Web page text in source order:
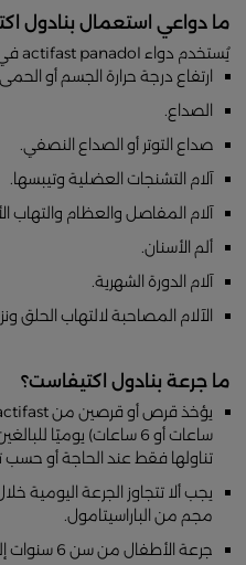
ما دواعي استعمال بنادول
يُستخدم دواء actifast panadol في علاج الحالات التالية وتخفيف ألمها:
ارتفاع درجة حرارة الجسم أو
الصداع.
صداع التوتر أو الصداع النصفي.
آلام التشنجات العضلية وتيبسها.
آلام المفاصل والعظام والتهاب
ألم الأسنان.
آلام الدورة الشهرية.
الآلام المصاحبة لالتهاب الحلق
ما جرعة بنادول اكتيفاست؟
تناولها فقط عند الحاجة أو حسب
مجم من الباراسيتامول.